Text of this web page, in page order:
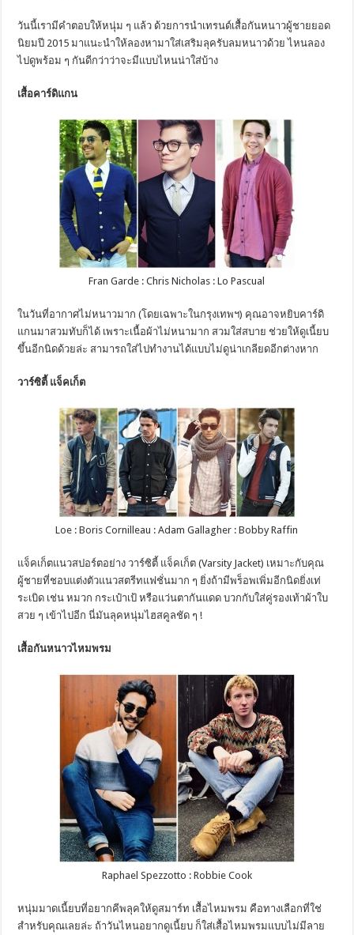
วันนี้เรามีคำตอบให้หนุ่ม ๆ แล้ว ด้วยการนำเทรนด์เสื้อกันหนาวผู้ชายยอด
นิยมปี 2015 มาแนะนำให้ลองหามาใส่เสริมลุครับลมหนาวด้วย ไหนลอง
ไปดูพร้อม ๆ กันดีกว่าว่าจะมีแบบไหนน่าใส่บ้าง
เสื้อคาร์ดิแกน
Fran Garde : Chris Nicholas : Lo Pascual
ในวันที่อากาศไม่หนาวมาก (โดยเฉพาะในกรุงเทพฯ) คุณอาจหยิบคาร์ดิ
แกนมาสวมทับก็ได้ เพราะเนื้อผ้าไม่หนามาก สวมใส่สบาย ช่วยให้ดูเนี้ยบ
ขึ้นอีกนิดด้วยล่ะ สามารถใส่ไปทำงานได้แบบไม่ดูน่าเกลียดอีกต่างหาก
วาร์ซิตี้ แจ็คเก็ต
Loe : Boris Cornilleau : Adam Gallagher : Bobby Raffin
แจ็คเก็ตแนวสปอร์ตอย่าง วาร์ซิตี้ แจ็คเก็ต (Varsity Jacket) เหมาะกับคุณ
ผู้ชายที่ชอบแต่งตัวแนวสตรีทแฟชั่นมาก ๆ ยิ่งถ้ามีพร็อพเพิ่มอีกนิดยิ่งเท่
ระเบิด เช่น หมวก กระเป๋าเป้ หรือแว่นตากันแดด บวกกับใส่คู่รองเท้าผ้าใบ
สวย ๆ เข้าไปอีก นี่มันลุคหนุ่มไฮสคูลชัด ๆ !
เสื้อกันหนาวไหมพรม
Raphael Spezzotto : Robbie Cook
หนุ่มมาดเนี้ยบที่อยากคีพลุคให้ดูสมาร์ท เสื้อไหมพรม คือทางเลือกที่ใช่
สำหรับคุณเลยล่ะ ถ้าวันไหนอยากดูเนี้ยบ ก็ใส่เสื้อไหมพรมแบบไม่มีลาย